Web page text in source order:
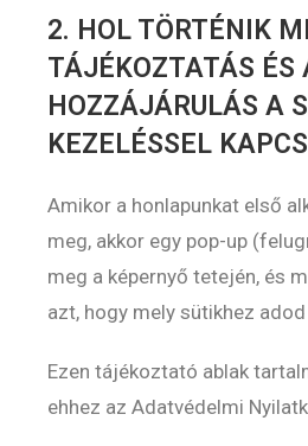
2. HOL TÖRTÉNIK
TÁJÉKOZTATÁS ÉS
HOZZÁJÁRULÁS A
KEZELÉSSEL
Amikor a honlapunkat első
meg, akkor egy pop-up
meg a képernyő tetején, és
azt, hogy mely sütikhez
Ezen tájékoztató ablak
ehhez az Adatvédelmi